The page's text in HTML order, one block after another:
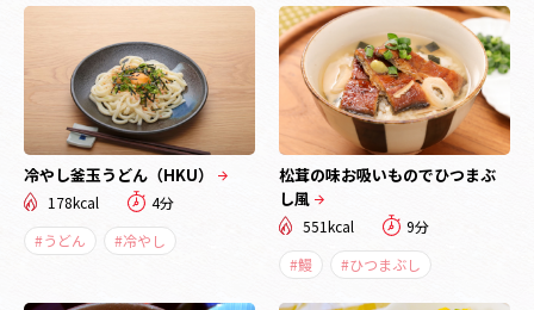
冷やし釜玉うどん（HKU）
178kcal
4分
#うどん
#冷やし
松茸の味お吸いものでひつまぶ
し風
551kcal
9分
#鰻
#ひつまぶし